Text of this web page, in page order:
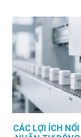
CÁC LỢI ÍCH